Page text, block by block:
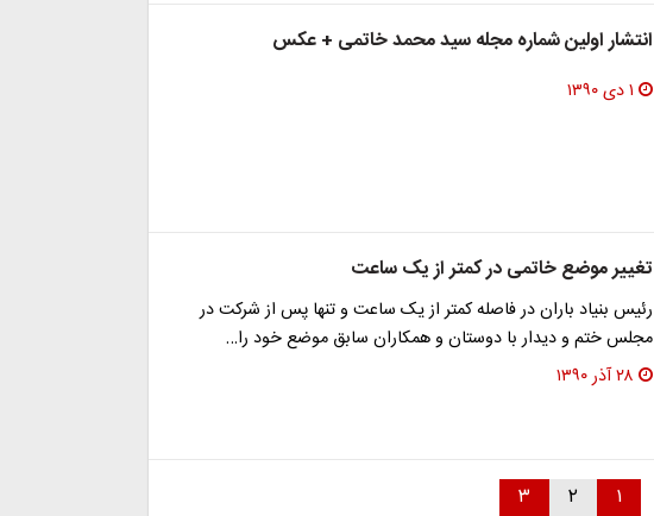
انتشار اولین شماره‌ مجله‌ سید محمد خاتمی + عکس
۱ دی ۱۳۹۰
تغییر موضع خاتمی در کمتر از یک ساعت
رئیس بنیاد باران در فاصله کمتر از یک ساعت و تنها پس از شرکت در
مجلس ختم و دیدار با دوستان و همکاران سابق موضع خود را…
۲۸ آذر ۱۳۹۰
۱ ۲ ۳